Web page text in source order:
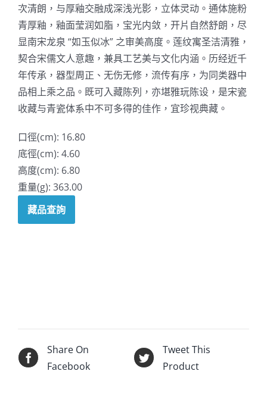
次清朗，与厚釉交融成深浅光影，立体灵动。通体施粉
青厚釉，釉面莹润如脂，宝光内敛，开片自然舒朗，尽
显南宋龙泉 “如玉似冰” 之审美高度。莲纹寓圣洁清雅，
契合宋儒文人意趣，兼具工艺美与文化内涵。历经近千
年传承，器型周正、无伤无修，流传有序，为同类器中
品相上乘之品。既可入藏陈列，亦堪雅玩陈设，是宋瓷
收藏与青瓷体系中不可多得的佳作，宜珍视典藏。
口徑(cm): 16.80
底徑(cm): 4.60
高度(cm): 6.80
重量(g): 363.00
藏品查詢
Share On
Facebook
Tweet This
Product